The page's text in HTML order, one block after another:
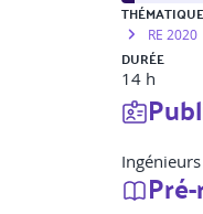
THÉMATIQUE
RE 2020
DURÉE
14 h